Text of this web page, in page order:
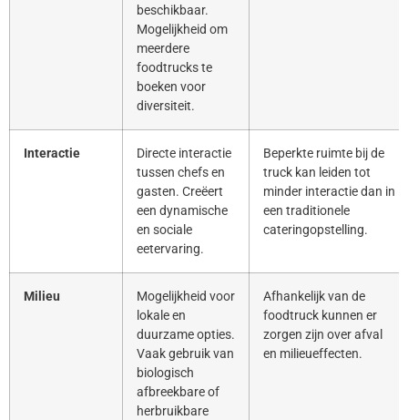
beschikbaar.
Mogelijkheid om
meerdere
foodtrucks te
boeken voor
diversiteit.
Interactie
Directe interactie
tussen chefs en
gasten. Creëert
een dynamische
en sociale
eetervaring.
Beperkte ruimte bij de
truck kan leiden tot
minder interactie dan in
een traditionele
cateringopstelling.
Milieu
Mogelijkheid voor
lokale en
duurzame opties.
Vaak gebruik van
biologisch
afbreekbare of
herbruikbare
Afhankelijk van de
foodtruck kunnen er
zorgen zijn over afval
en milieueffecten.